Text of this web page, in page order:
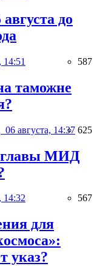
до
14:51 587
таможне
06 августа, 14:37 625
главы МИД
14:32 567
для
указ?